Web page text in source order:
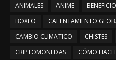
ANIMALES
ANIME
BOXEO
CALENTAMIENTO
CAMBIO CLIMATICO
CHISTES
CRIPTOMONEDAS
CÓMO